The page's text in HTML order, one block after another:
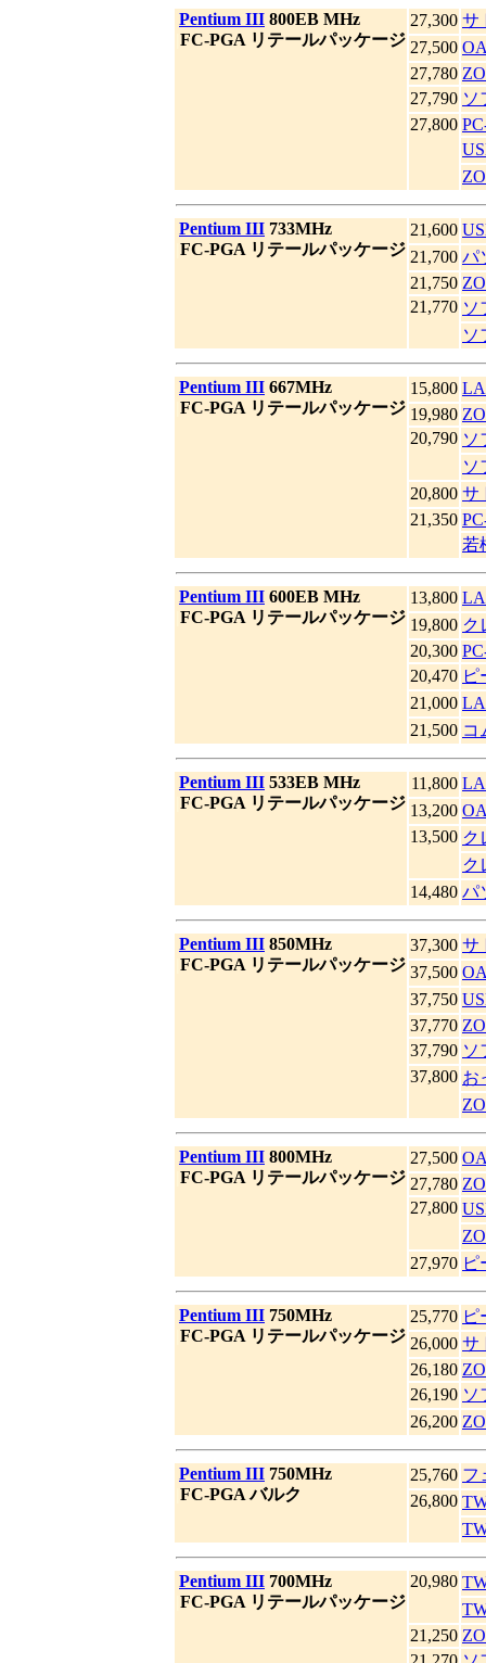
Pentium III 800EB MHz
FC-PGA リテールパッケージ
27,300 サ
27,500
27,780
27,790 ソ
27,800
Pentium III 733MHz
FC-PGA リテールパッケージ
21,600
21,700 パ
21,750
21,770 ソ
ソ
Pentium III 667MHz
FC-PGA リテールパッケージ
15,800
19,980
20,790 ソ
ソ
20,800 サ
21,350
若
Pentium III 600EB MHz
FC-PGA リテールパッケージ
13,800
19,800 ク
20,300
20,470 ピ
21,000
21,500 コ
Pentium III 533EB MHz
FC-PGA リテールパッケージ
11,800
13,200
13,500 ク
ク
14,480 パ
Pentium III 850MHz
FC-PGA リテールパッケージ
37,300 サ
37,500
37,750
37,770
37,790 ソ
37,800 お
Pentium III 800MHz
FC-PGA リテールパッケージ
27,500
27,780
27,800
27,970 ピ
Pentium III 750MHz
FC-PGA リテールパッケージ
25,770 ピ
26,000 サ
26,180
26,190 ソ
26,200
Pentium III 750MHz
FC-PGA バルク
25,760 フ
26,800
Pentium III 700MHz
FC-PGA リテールパッケージ
20,980
21,250